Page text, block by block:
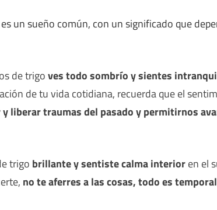
es un sueño común, con un significado que
de trigoves todo sombrío y sientes
de tu vida cotidiana, recuerda que el
liberar traumas del pasado y permitirnos
trigo brillante y sentiste calma interioren el
no te aferres a las cosas, todo es temporal